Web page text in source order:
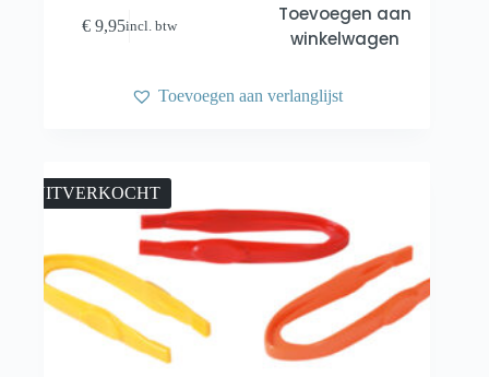
€ 9,95incl. btw
Toevoegen aan
winkelwagen
Toevoegen aan verlanglijst
UITVERKOCHT